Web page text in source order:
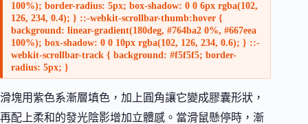
100%); border-radius: 5px; box-shadow: 0 0 6px rgba(102,
126, 234, 0.4); } ::-webkit-scrollbar-thumb:hover {
background: linear-gradient(180deg, #764ba2 0%, #667eea
100%); box-shadow: 0 0 10px rgba(102, 126, 234, 0.6); } ::-
webkit-scrollbar-track { background: #f5f5f5; border-
radius: 5px; }
滑塊用紫色系漸層填色，加上圓角讓它變成膠囊形狀，
再配上柔和的發光陰影增加立體感。當滑鼠懸停時，漸